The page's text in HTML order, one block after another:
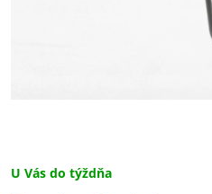
U Vás do týždňa